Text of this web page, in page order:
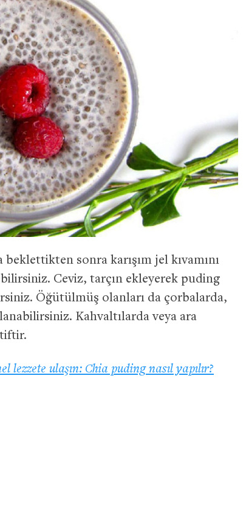
sonra karışım jel kıvamını
Ceviz, tarçın ekleyerek puding
Öğütülmüş olanları da çorbalarda,
Kahvaltılarda veya ara
lezzete ulaşın: Chia puding nasıl yapılır?